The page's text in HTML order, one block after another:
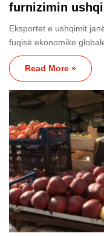
furnizimin
Eksportet e ushqimit
fuqisë ekonomike
Read More »